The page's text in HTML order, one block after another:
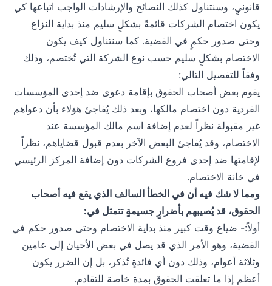
قانونيٍ، وسنتناول كذلك النصائح والإرشادات الواجب اتباعها كي
يكون اختصام الشركات قائمةً بشكلٍ سليم منذ بداية النزاع
وحتى صدور حكمٍ في القضية. كما سنتناول كيف يكون
الاختصام بشكلٍ سليم حسب نوع الشركة التي تُختصم، وذلك
وفقاً للتفصيل التالي:
يقوم بعض أصحاب الحقوق بإقامة دعوى ضد إحدى المؤسسات
الفردية دون اختصام مالكها، وبعد ذلك يُفاجئ هؤلاء بأن دعواهم
غير مقبولة نظراً لعدم إضافة اسم مالك المؤسسة عند
الاختصام، وقد يُفاجئ البعض الآخر بعدم قبول قضاياهم، نظراً
لإقامتها ضد إحدى فروع الشركات دون إضافة المركز الرئيسي
في خانة الاختصام.
ومما لا شك فيه أن في الخطأ السالف الذي يقع فيه أصحاب
الحقوق، قد يُصيبهم بأضرارٍ جسيمةٍ تتمثل في:
أولاً:- ضياع وقت كبير منذ بداية الاختصام وحتى صدور حكم في
القضية، وهو الأمر الذي قد يصل في بعض الأحيان إلى عامين
وثلاثة أعوام، وذلك دون أي فائدةٍ تُذكر، بل إن الضرر يكون
أعظم إذا ما تعلقت الحقوق بمدة خاصة للتقادم.